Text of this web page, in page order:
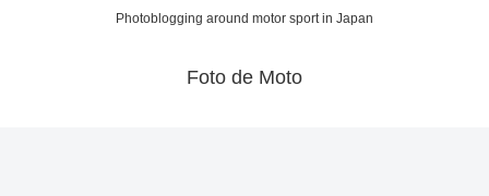
Photoblogging around motor sport in Japan
Foto de Moto